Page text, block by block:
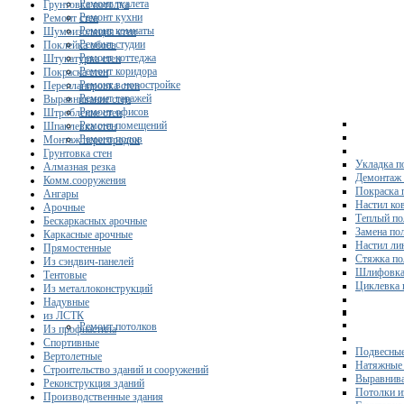
Ремонт туалета
Ремонт кухни
Ремонт комнаты
Ремонт студии
Ремонт коттеджа
Ремонт коридора
Ремонт в новостройке
Ремонт гаражей
Ремонт офисов
Ремонт помещений
Ремонт полов
Укладка
Демонтаж
Покраска
Настил
Теплый
Замена
Настил
Стяжка
Циклевка
Ремонт потолков
Натяжные
Потолки
Грунтовка потолка
Ремонт стен
Шумоизоляция стен
Поклейка обоев
Штукатурка стен
Покраска стен
Перепланировка стен
Выравнивание стен
Штробление стен
Шпаклевка стен
Монтаж перегородок
Грунтовка стен
Алмазная резка
Комм.сооружения
Ангары
Арочные
Бескаркасных арочные
Каркасные арочные
Прямостенные
Из сэндвич-панелей
Тентовые
Из металлоконструкций
Надувные
из ЛСТК
Из профнастила
Спортивные
Вертолетные
Строительство зданий и сооружений
Реконструкция зданий
Производственные здания